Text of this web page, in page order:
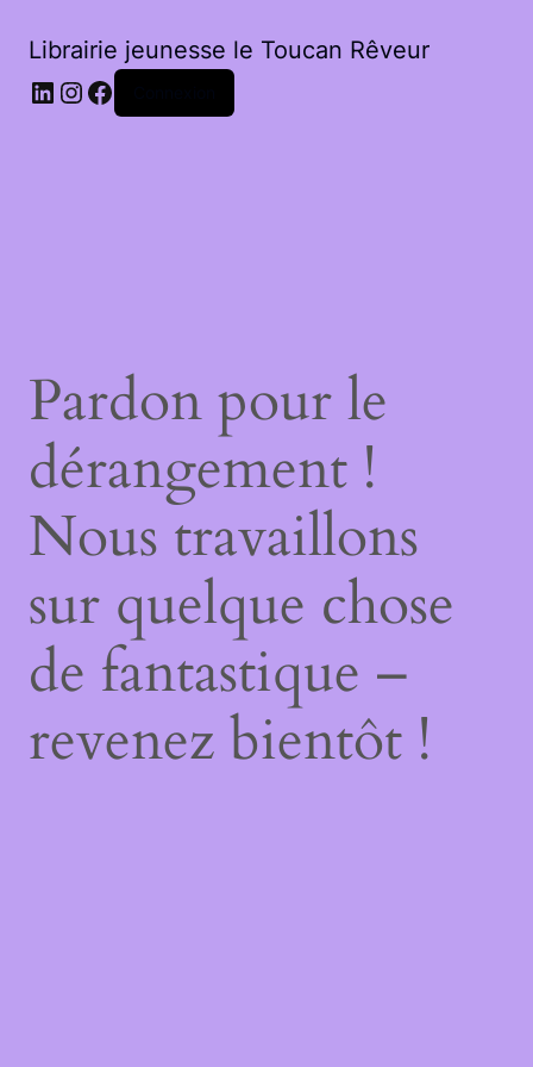
Librairie jeunesse le Toucan Rêveur
LinkedIn
Instagram
Facebook
Pardon pour le
dérangement !
Nous travaillons
sur quelque chose
de fantastique –
revenez bientôt !